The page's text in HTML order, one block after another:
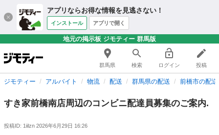
アプリならお得な情報を見逃さない！
インストール アプリで開く
地元の掲示板 ジモティー 群馬版
群馬県 検索 ログイン 投稿
ジモティー アルバイト 物流 配送 群馬県の配送 前橋市の配送
すき家前橋南店周辺のコンビニ配達員募集のご案内.
投稿ID: 1iilzn 2026年6月29日 16:26